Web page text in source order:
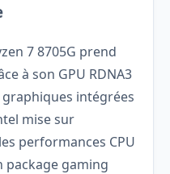
7 8705G prend
à son GPU RDNA3
intégrées
mise sur
performances CPU
package gaming